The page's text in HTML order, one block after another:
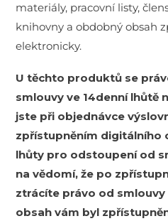
materiály, pracovní listy,
knihovny a obdobný obsah
elektronicky.
U těchto produktů se
smlouvy ve 14denní lhůtě
jste při objednávce
zpřístupněním digitálního
lhůty pro odstoupení od
na vědomí, že po
ztrácíte právo od
obsah vám byl